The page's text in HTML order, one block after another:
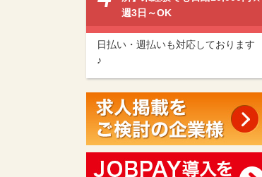
週3日～OK
日払い・週払いも対応しております
♪